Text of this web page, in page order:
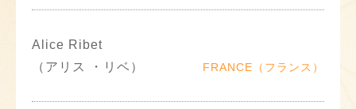
Alice Ribet
（アリス ・リベ）
FRANCE（フランス）